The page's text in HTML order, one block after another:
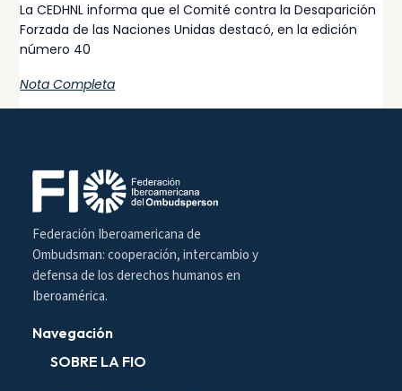
La CEDHNL informa que el Comité contra la Desaparición
Forzada de las Naciones Unidas destacó, en la edición
número 40
Nota Completa
Federación Iberoamericana de
Ombudsman: cooperación, intercambio y
defensa de los derechos humanos en
Iberoamérica.
Navegación
SOBRE LA FIO